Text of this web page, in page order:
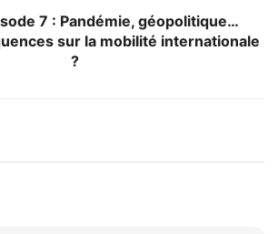
7 : Pandémie, géopolitique…
sur la mobilité internationale
?